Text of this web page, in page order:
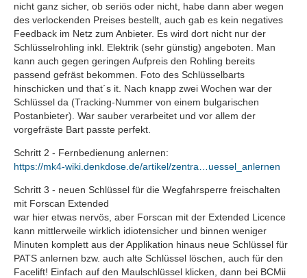
nicht ganz sicher, ob seriös oder nicht, habe dann aber wegen
des verlockenden Preises bestellt, auch gab es kein negatives
Feedback im Netz zum Anbieter. Es wird dort nicht nur der
Schlüsselrohling inkl. Elektrik (sehr günstig) angeboten. Man
kann auch gegen geringen Aufpreis den Rohling bereits
passend gefräst bekommen. Foto des Schlüsselbarts
hinschicken und that´s it. Nach knapp zwei Wochen war der
Schlüssel da (Tracking-Nummer von einem bulgarischen
Postanbieter). War sauber verarbeitet und vor allem der
vorgefräste Bart passte perfekt.
Schritt 2 - Fernbedienung anlernen:
https://mk4-wiki.denkdose.de/artikel/zentra…uessel_anlernen
Schritt 3 - neuen Schlüssel für die Wegfahrsperre freischalten
mit Forscan Extended
war hier etwas nervös, aber Forscan mit der Extended Licence
kann mittlerweile wirklich idiotensicher und binnen weniger
Minuten komplett aus der Applikation hinaus neue Schlüssel für
PATS anlernen bzw. auch alte Schlüssel löschen, auch für den
Facelift! Einfach auf den Maulschlüssel klicken, dann bei BCMii